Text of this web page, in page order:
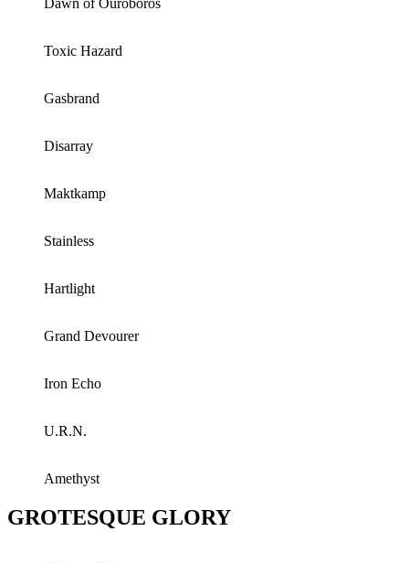
Dawn of Ouroboros
Toxic Hazard
Gasbrand
Disarray
Maktkamp
Stainless
Hartlight
Grand Devourer
Iron Echo
U.R.N.
Amethyst
GROTESQUE GLORY